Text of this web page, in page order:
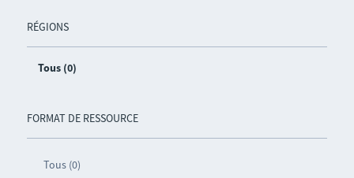
RÉGIONS
Tous (0)
FORMAT DE RESSOURCE
Tous (0)